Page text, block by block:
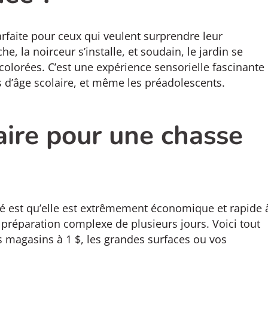
pour ceux qui veulent surprendre leur
la noirceur s’installe, et soudain, le jardin se
C’est une expérience sensorielle fascinante
scolaire, et même les préadolescents.
pour une chasse
est qu’elle est extrêmement économique et rapide
préparation complexe de plusieurs jours. Voici tout
à 1 $, les grandes surfaces ou vos